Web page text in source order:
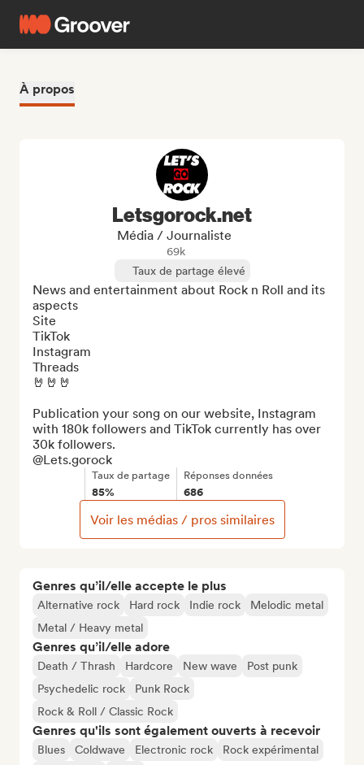
À propos
Genres qu’il/elle accepte le plus
Alternative rock Hard rock Indie rock
Melodic metal
Metal / Heavy metal
Genres qu’il/elle adore
Death / Thrash Hardcore New wave
Post punk
Psychedelic rock
Punk Rock
Rock & Roll / Classic Rock
Genres qu'ils sont également ouverts à recevoir
Blues Coldwave Electronic rock
Rock expérimental
Letsgorock.net
Média / Journaliste
69k
Taux de partage élevé
News and entertainment about Rock n Roll and its
aspects
Site
TikTok
Instagram
Threads
🤘🤘🤘
Publication your song on our website, Instagram
with 180k followers and TikTok currently has over
30k followers.
@Lets.gorock
Taux de partage
85%
Réponses données
686
Voir les médias / pros similaires